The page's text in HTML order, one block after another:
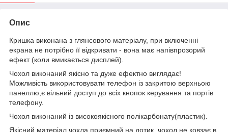
Опис
Кришка виконана з глянсового матеріалу, при включенні
екрана не потрібно її відкривати - вона має напівпрозорий
ефект (коли вмикається дисплей).
Чохол виконаний якісно та дуже ефектно виглядає!
Можливість використовувати телефон із закритою верхньою
панеллю,є вільний доступ до всіх кнопок керування та портів
телефону.
Чохол виконаний із високоякісного полікарбонату(пластик).
Якісний матеріал чохла приємний на дотик, чохол не ковзає в